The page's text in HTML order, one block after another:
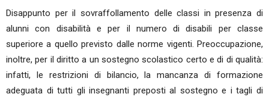
Disappunto per il sovraffollamento delle classi in presenza di
alunni con disabilità e per il numero di disabili per classe
superiore a quello previsto dalle norme vigenti. Preoccupazione,
inoltre, per il diritto a un sostegno scolastico certo e di di qualità:
infatti, le restrizioni di bilancio, la mancanza di formazione
adeguata di tutti gli insegnanti preposti al sostegno e i tagli di